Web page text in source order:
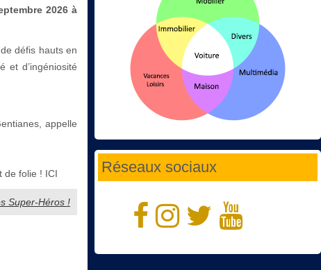
2026 à
défis hauts en
et d’ingéniosité
appelle
de folie ! ICI
Super-Héros !
Réseaux sociaux